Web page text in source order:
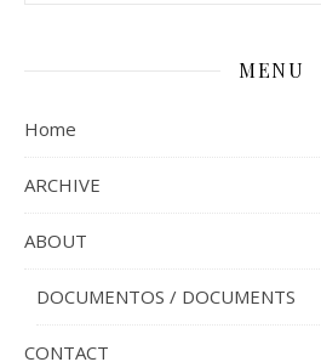
MENU
Home
ARCHIVE
ABOUT
DOCUMENTOS / DOCUMENTS
CONTACT